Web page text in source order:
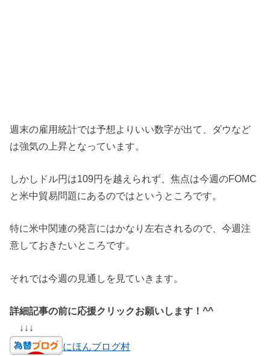
週末の雇用統計では予想よりいい数字が出て、ダウなど
は強気の上昇となっています。
しかしドル円は109円を越えられず、焦点は今週のFOMC
と米中貿易問題にあるのではというところです。
特に米中関連の発言にはかなり左右されるので、今週注
意しておきたいところです。
それでは今週の見通しを見ていきます。
詳細記事の前に応援クリックお願いします！^^
↓↓↓
にほんブログ村